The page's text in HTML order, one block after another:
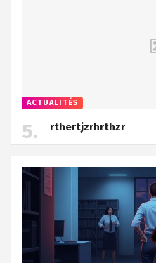
ACTUALITÉS
rthertjzrhrthzr